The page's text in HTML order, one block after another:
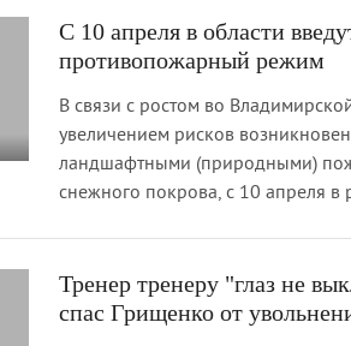
С 10 апреля в области
противопожарный режим
В связи с ростом во
увеличением рисков
ландшафтными (природными)
снежного покрова, с 10 апреля в
Тренер тренеру "глаз не
спас Грищенко от